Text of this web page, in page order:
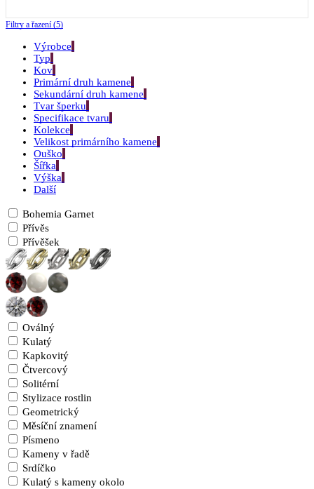
Filtry a řazení (5)
Výrobce
Typ
Kov
Primární druh kamene
Sekundární druh kamene
Tvar šperku
Specifikace tvaru
Kolekce
Velikost primárního kamene
Ouško
Šířka
Výška
Další
Bohemia Garnet
Přívěs
Přívěšek
Oválný
Kulatý
Kapkovitý
Čtvercový
Solitérní
Stylizace rostlin
Geometrický
Měsíční znamení
Písmeno
Kameny v řadě
Srdíčko
Kulatý s kameny okolo